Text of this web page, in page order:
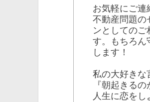
お気軽にご連
不動産問題の
ンとしてのご
す。もちろん
します！
私の大好きな
『朝起きる
人生に恋をし